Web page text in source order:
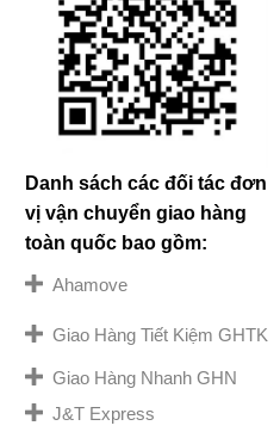
Danh sách các đối tác đơn
vị vận chuyển giao hàng
toàn quốc bao gồm:
Ahamove
Giao Hàng Tiết Kiệm GHTK
Giao Hàng Nhanh GHN
J&T Express